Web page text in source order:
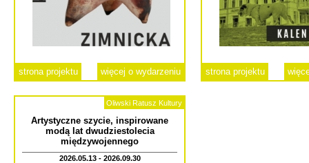
strona projektu więcej o wydarzeniu strona projektu
Oliwski Ratusz Kultury
Artystyczne szycie, inspirowane
modą lat dwudziestolecia
międzywojennego
2026.05.13 - 2026.09.30